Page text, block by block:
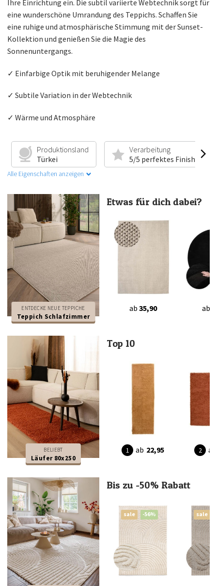
Ihre Einrichtung ein. Die subtil variierte Webtechnik sorgt für
eine wunderschöne Umrandung des Teppichs. Schaffen Sie
eine ruhige und atmosphärische Stimmung mit der Sunset-
Kollektion und genießen Sie die Magie des
Sonnenuntergangs.
✓ Einfarbige Optik mit beruhigender Melange
✓ Subtile Variation in der Webtechnik
✓ Wärme und Atmosphäre
Produktionsland
Türkei
Verarbeitung
5/5 perfektes Finish
Alle Eigenschaften anzeigen
ENTDECKE NEUE TEPPICHE
Teppich Schlafzimmer
Etwas für dich dabei?
ab 35,90 ab
BELIEBT
Läufer 80x250
Top 10
ab 22,95 ab
Bis zu -50% Rabatt
sale -56% sale